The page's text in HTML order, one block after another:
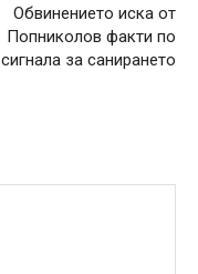
Обвинението иска от
Попниколов факти по
сигнала за санирането